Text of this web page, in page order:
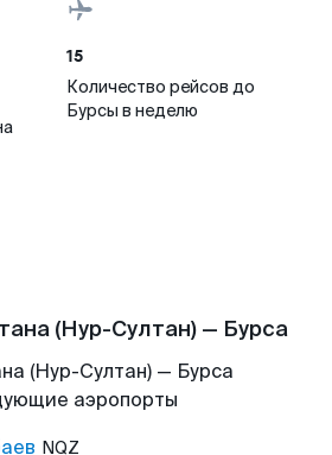
15
Количество рейсов до
Бурсы в неделю
(Нур-Султан) — Бурса
(Нур-Султан) — Бурса
аэропорты
NQZ